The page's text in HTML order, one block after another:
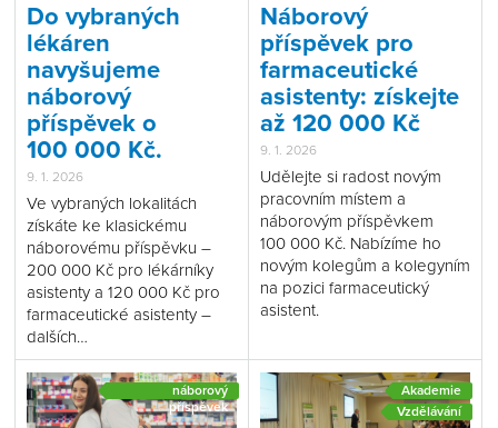
Do vybraných
lékáren
navyšujeme
náborový
příspěvek o
100 000 Kč.
9. 1. 2026
Ve vybraných lokalitách
získáte ke klasickému
náborovému příspěvku –
200 000 Kč pro lékárníky
asistenty a 120 000 Kč pro
farmaceutické asistenty –
dalších…
Náborový
příspěvek pro
farmaceutické
asistenty: získejte
až 120 000 Kč
9. 1. 2026
Udělejte si radost novým
pracovním místem a
náborovým příspěvkem
100 000 Kč. Nabízíme ho
novým kolegům a kolegyním
na pozici farmaceutický
asistent.
náborový
příspěvek
Akademie
Vzdělávání